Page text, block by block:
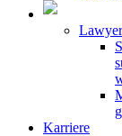
Karriere